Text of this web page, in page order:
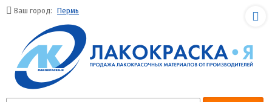
Ваш город: Пермь